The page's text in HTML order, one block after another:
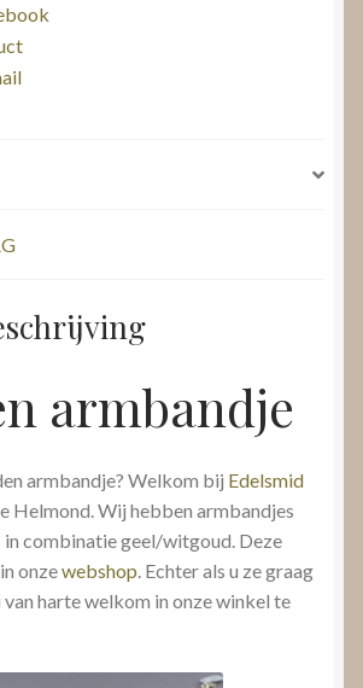
armbandje
armbandje? Welkom bij Edelsmid
Helmond. Wij hebben armbandjes
in combinatie geel/witgoud. Deze
onzewebshop . Echter als u ze graag
van harte welkom in onze winkel te